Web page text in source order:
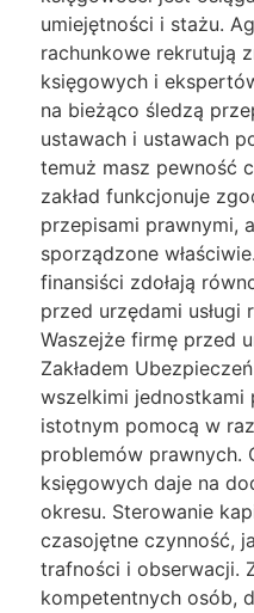
umiejętności i stażu.
rachunkowe rekrutują
księgowych i
na bieżąco śledzą
ustawach i ustawach
temuż masz pewność
zakład funkcjonuje
przepisami prawnymi,
sporządzone
finansiści zdołają
przed urzędami usługi
Waszejże firmę przed
Zakładem
wszelkimi jednostkami
istotnym pomocą w
problemów prawnych.
księgowych daje na
okresu. Sterowanie
czasojętne czynność,
trafności i obserwacji.
kompetentnych osób,